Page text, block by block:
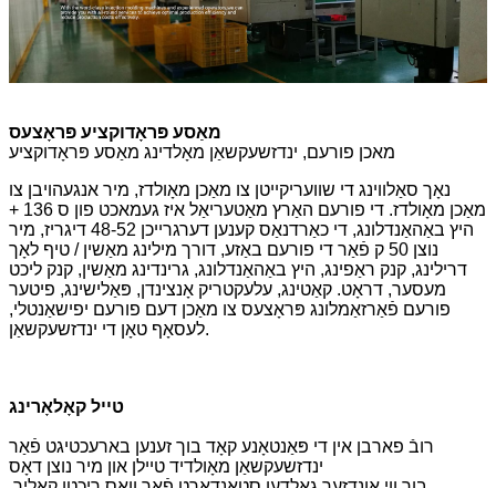
מאַסע פּראָדוקציע פּראָצעס
מאכן פורעם, ינדזשעקשאַן מאָלדינג מאַסע פּראָדוקציע
נאָך סאַלווינג די שוועריקייטן צו מאַכן מאָולדז, מיר אנגעהויבן צו
מאַכן מאָולדז. די פורעם האַרץ מאַטעריאַל איז געמאכט פון ס 136 +
היץ באַהאַנדלונג, די כאַרדנאַס קענען דערגרייכן 48-52 דיגריז, מיר
נוצן 50 ק פֿאַר די פורעם באַזע, דורך מילינג מאַשין / טיף לאָך
דרילינג, קנק ראַפינג, היץ באַהאַנדלונג, גרינדינג מאַשין, קנק ליכט
מעסער, דראָט. קאַטינג, עלעקטריק אָנצינדן, פּאַלישינג, פיטער
פורעם פֿאַרזאַמלונג פּראָצעס צו מאַכן דעם פורעם יפישאַנטלי,
לעסאָף טאָן די ינדזשעקשאַן.
טייל קאָלאָרינג
רובֿ פארבן אין די פּאַנטאָנע קאָד בוך זענען בארעכטיגט פֿאַר
ינדזשעקשאַן מאָולדיד טיילן און מיר נוצן דאָס